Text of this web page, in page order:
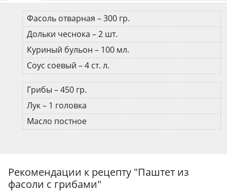
Фасоль отварная – 300 гр.
Дольки чеснока – 2 шт.
Куриный бульон – 100 мл.
Соус соевый – 4 ст. л.
Грибы – 450 гр.
Лук – 1 головка
Масло постное
Рекомендации к рецепту "Паштет из
фасоли с грибами"